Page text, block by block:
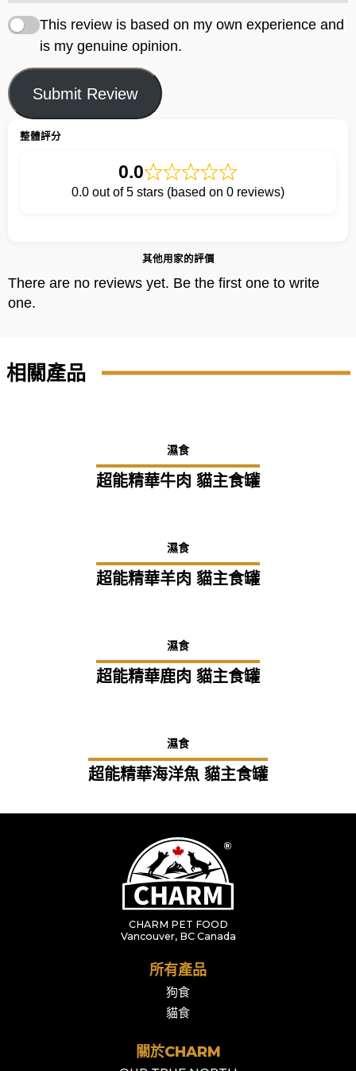
This review is based on my own experience and
is my genuine opinion.
Submit Review
整體評分
0.0
0.0 out of 5 stars (based on 0 reviews)
其他用家的評價
There are no reviews yet. Be the first one to write
one.
相關產品
濕食
超能精華牛肉 貓主食罐
濕食
超能精華羊肉 貓主食罐
濕食
超能精華鹿肉 貓主食罐
濕食
超能精華海洋魚 貓主食罐
CHARM PET FOOD
Vancouver, BC Canada
所有產品
狗食
貓食
關於CHARM